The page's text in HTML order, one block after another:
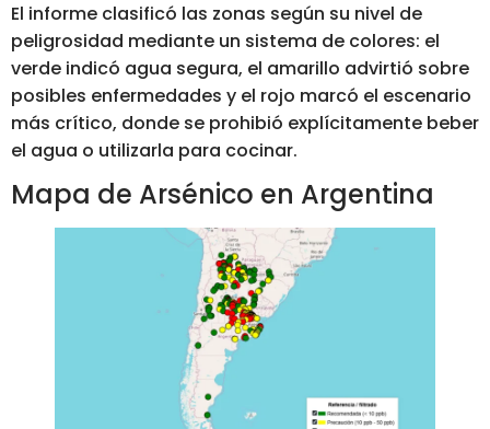
El informe clasificó las zonas según su nivel de
peligrosidad mediante un sistema de colores: el
verde indicó agua segura, el amarillo advirtió sobre
posibles enfermedades y el rojo marcó el escenario
más crítico, donde se prohibió explícitamente beber
el agua o utilizarla para cocinar.
Mapa de Arsénico en Argentina